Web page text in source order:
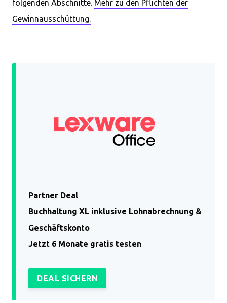
folgenden Abschnitte. Mehr zu den Pflichten der
Gewinnausschüttung.
Partner Deal
Buchhaltung XL inklusive Lohnabrechnung &
Geschäftskonto
Jetzt 6 Monate gratis testen
DEAL SICHERN